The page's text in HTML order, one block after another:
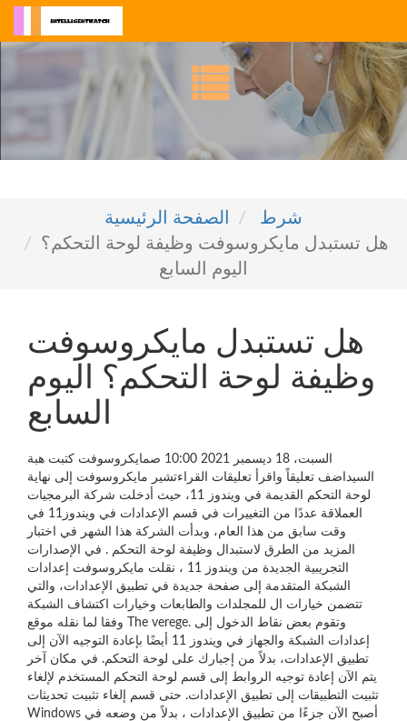
الصفحة الرئيسية
شرط
هل تستبدل مايكروسوفت وظيفة لوحة التحكم؟
اليوم السابع
هل تستبدل مايكروسوفت
وظيفة لوحة التحكم؟ اليوم
السابع
السبت، 18 ديسمبر 2021 10:00 صمايكروسوفت كتبت هبة
السيداضف تعليقاً واقرأ تعليقات القراءتشير مايكروسوفت إلى نهاية
لوحة التحكم القديمة في ويندوز 11، حيث أدخلت شركة البرمجيات
العملاقة عددًا من التغييرات في قسم الإعدادات في ويندوز11 في
وقت سابق من هذا العام، وبدأت الشركة هذا الشهر في اختبار
المزيد من الطرق لاستبدال وظيفة لوحة التحكم . في الإصدارات
التجريبية الجديدة من ويندوز 11 ، نقلت مايكروسوفت إعدادات
الشبكة المتقدمة إلى صفحة جديدة في تطبيق الإعدادات، والتي
تتضمن خيارات ال للمجلدات والطابعات وخيارات اكتشاف الشبكة
وفقا لما نقله موقع The verege. وتقوم بعض نقاط الدخول إلى
إعدادات الشبكة والجهاز في ويندوز 11 أيضًا بإعادة التوجيه الآن إلى
تطبيق الإعدادات، بدلاً من إجبارك على لوحة التحكم. في مكان آخر
يتم الآن إعادة توجيه الروابط إلى قسم لوحة التحكم المستخدم لإلغاء
تثبيت التطبيقات إلى تطبيق الإعدادات. حتى قسم إلغاء تثبيت تحديثات
Windows أصبح الآن جزءًا من تطبيق الإعدادات ، بدلاً من وضعه في